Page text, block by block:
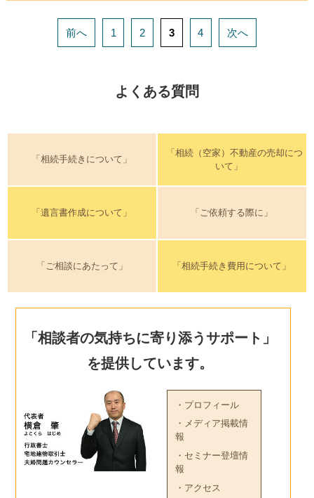
前へ 1 2 3 4 次へ
よくある質問
「相続手続きについて」
「相続（空家）不動産の売却につ
いて」
「遺言書作成について」 「ご依頼する際に」
「ご相談にあたって」 「相続手続き費用について」
「相談者の気持ちに寄り添うサポート」
を提供しています。
・プロフィール
・メディア掲載情
報
・セミナー登壇情
報
・アクセス